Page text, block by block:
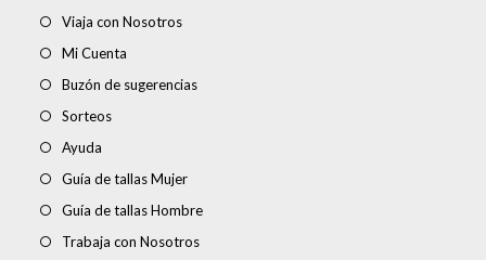
Viaja con Nosotros
Mi Cuenta
Buzón de sugerencias
Sorteos
Ayuda
Guía de tallas Mujer
Guía de tallas Hombre
Trabaja con Nosotros